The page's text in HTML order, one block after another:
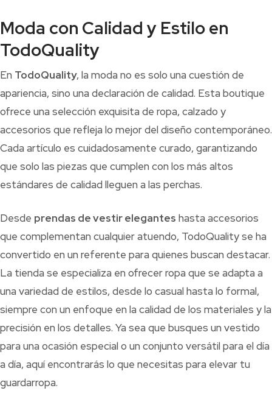
Moda con Calidad y Estilo en
TodoQuality
En TodoQuality, la moda no es solo una cuestión de
apariencia, sino una declaración de calidad. Esta boutique
ofrece una selección exquisita de ropa, calzado y
accesorios que refleja lo mejor del diseño contemporáneo.
Cada artículo es cuidadosamente curado, garantizando
que solo las piezas que cumplen con los más altos
estándares de calidad lleguen a las perchas.
Desde prendas de vestir elegantes hasta accesorios
que complementan cualquier atuendo, TodoQuality se ha
convertido en un referente para quienes buscan destacar.
La tienda se especializa en ofrecer ropa que se adapta a
una variedad de estilos, desde lo casual hasta lo formal,
siempre con un enfoque en la calidad de los materiales y la
precisión en los detalles. Ya sea que busques un vestido
para una ocasión especial o un conjunto versátil para el día
a día, aquí encontrarás lo que necesitas para elevar tu
guardarropa.